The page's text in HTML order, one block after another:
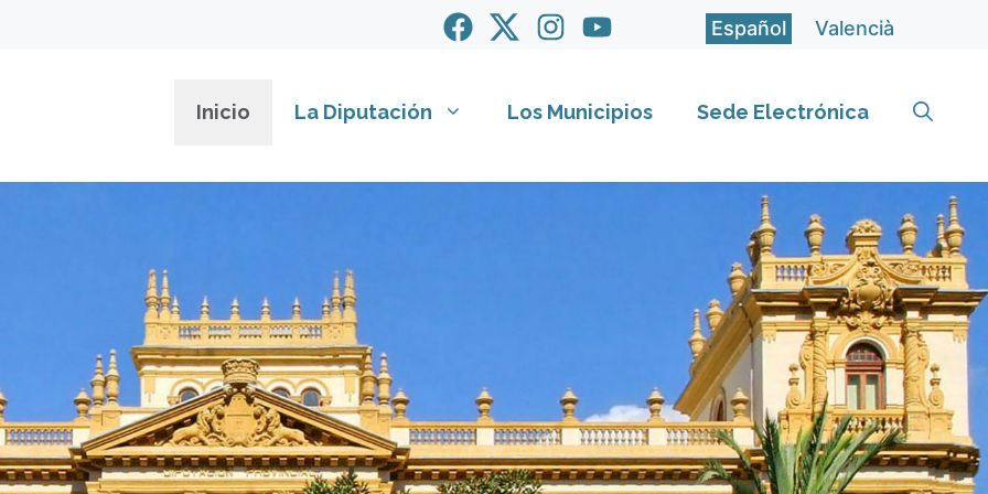
Español Valencià
Inicio La Diputación Los Municipios Sede Electrónica